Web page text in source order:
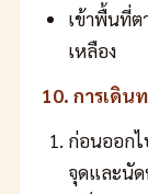
เข้าพื้นที่ต
เหลือง
10. การเดิน
ก่อนออกไ
จุดและนัด